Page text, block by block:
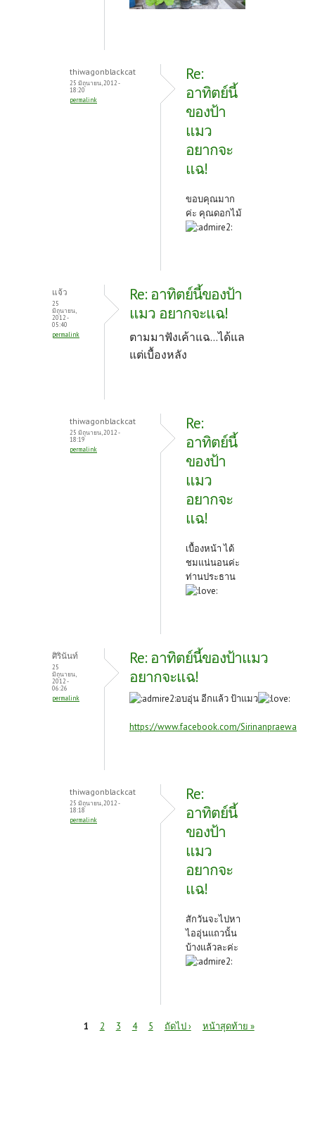
thiwagonblackcat
25 มิถุนายน, 2012 -
18:20
permalink
Re:
อาทิตย์นี้
ของป้า
แมว
อยากจะ
แฉ!
ขอบคุณมาก
ค่ะ คุณดอกไม้
แจ้ว
25
มิถุนายน,
2012 -
05:40
permalink
Re: อาทิตย์นี้ของป้า
แมว อยากจะแฉ!
ตามมาฟังเค้าแฉ...ได้แล
แต่เบื้องหลัง
thiwagonblackcat
25 มิถุนายน, 2012 -
18:19
permalink
Re:
อาทิตย์นี้
ของป้า
แมว
อยากจะ
แฉ!
เบื้องหน้า ได้
ชมแน่นอนค่ะ
ท่านประธาน
ศิรินันท์
25
มิถุนายน,
2012 -
06:26
permalink
Re: อาทิตย์นี้ของป้าแมว
อยากจะแฉ!
อบอุ่น อีกแล้ว ป้าแมว
https://www.facebook.com/Sirinanpraewa
thiwagonblackcat
25 มิถุนายน, 2012 -
18:18
permalink
Re:
อาทิตย์นี้
ของป้า
แมว
อยากจะ
แฉ!
สักวันจะไปหา
ไออุ่นแถวนั้น
บ้างแล้วละค่ะ
1 2 3 4 5 ถัดไป › หน้าสุดท้าย »